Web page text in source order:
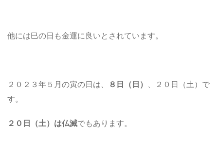
他には巳の日も金運に良いとされています。
２０２３年５月の寅の日は、 ８日（日） 、２０日（土）で
す。
２０日（土）は仏滅でもあります。